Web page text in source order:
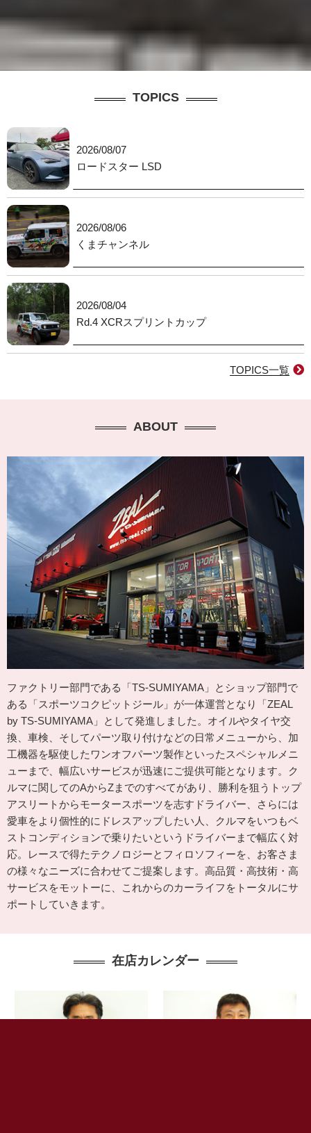
TOPICS
2026/08/07
ロードスター LSD
2026/08/06
くまチャンネル
2026/08/04
Rd.4 XCRスプリントカップ
TOPICS一覧
ABOUT
ファクトリー部門である「TS-SUMIYAMA」とショップ部門で
ある「スポーツコクピットジール」が一体運営となり「ZEAL
by TS-SUMIYAMA」として発進しました。オイルやタイヤ交
換、車検、そしてパーツ取り付けなどの日常メニューから、加
工機器を駆使したワンオフパーツ製作といったスペシャルメニ
ューまで、幅広いサービスが迅速にご提供可能となります。ク
ルマに関してのAからZまでのすべてがあり、勝利を狙うトップ
アスリートからモータースポーツを志すドライバー、さらには
愛車をより個性的にドレスアップしたい人、クルマをいつもベ
ストコンディションで乗りたいというドライバーまで幅広く対
応。レースで得たテクノロジーとフィロソフィーを、お客さま
の様々なニーズに合わせてご提案します。高品質・高技術・高
サービスをモットーに、これからのカーライフをトータルにサ
ポートしていきます。
在店カレンダー